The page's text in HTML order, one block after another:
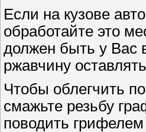
Если на кузове
обработайте это
должен быть у Вас
ржавчину
Чтобы облегчить
смажьте резьбу
поводить